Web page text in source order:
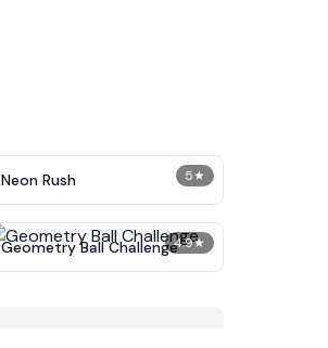
5★
Neon Rush
4.9★
Geometry Ball Challenge